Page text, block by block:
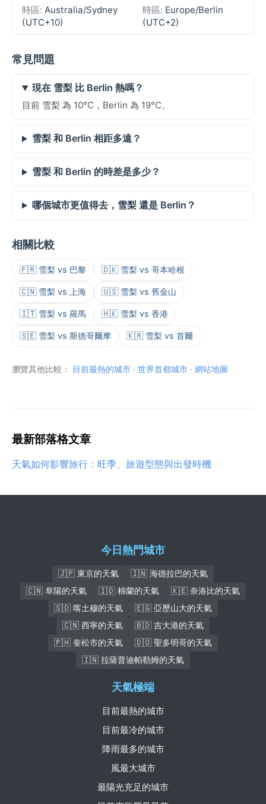
時區: Australia/Sydney
(UTC+10)
時區: Europe/Berlin
(UTC+2)
常見問題
現在 雪梨 比 Berlin 熱嗎？
目前 雪梨 為 10°C，Berlin 為 19°C。
雪梨 和 Berlin 相距多遠？
雪梨 和 Berlin 的時差是多少？
哪個城市更值得去，雪梨 還是 Berlin？
相關比較
🇫🇷 雪梨 vs 巴黎 🇩🇰 雪梨 vs 哥本哈根
🇨🇳 雪梨 vs 上海 🇺🇸 雪梨 vs 舊金山
🇮🇹 雪梨 vs 羅馬 🇭🇰 雪梨 vs 香港
🇸🇪 雪梨 vs 斯德哥爾摩 🇰🇷 雪梨 vs 首爾
瀏覽其他比較： 目前最熱的城市 · 世界首都城市 · 網站地圖
最新部落格文章
天氣如何影響旅行：旺季、旅遊型態與出發時機
今日熱門城市
🇯🇵 東京的天氣
🇮🇳 海德拉巴的天氣
🇨🇳 阜陽的天氣
🇮🇩 棉蘭的天氣
🇰🇪 奈洛比的天氣
🇸🇩 喀土穆的天氣
🇪🇬 亞歷山大的天氣
🇨🇳 西寧的天氣
🇧🇩 吉大港的天氣
🇵🇭 奎松市的天氣
🇩🇴 聖多明哥的天氣
🇮🇳 拉薩普迪帕勒姆的天氣
天氣極端
目前最熱的城市
目前最冷的城市
降雨最多的城市
風最大城市
最陽光充足的城市